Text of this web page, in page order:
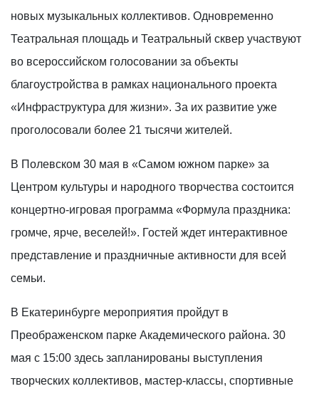
новых музыкальных коллективов. Одновременно
Театральная площадь и Театральный сквер участвуют
во всероссийском голосовании за объекты
благоустройства в рамках национального проекта
«Инфраструктура для жизни». За их развитие уже
проголосовали более 21 тысячи жителей.
В Полевском 30 мая в «Самом южном парке» за
Центром культуры и народного творчества состоится
концертно-игровая программа «Формула праздника:
громче, ярче, веселей!». Гостей ждет интерактивное
представление и праздничные активности для всей
семьи.
В Екатеринбурге мероприятия пройдут в
Преображенском парке Академического района. 30
мая с 15:00 здесь запланированы выступления
творческих коллективов, мастер-классы, спортивные